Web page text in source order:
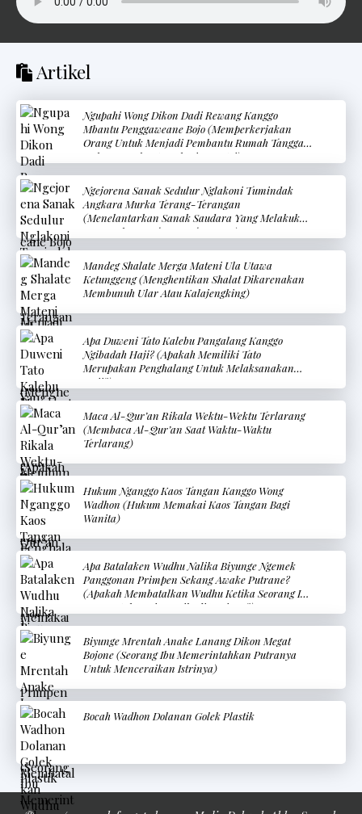
Artikel
Ngupahi Wong Dikon Dadi Rewang Kanggo
Mbantu Penggaweane Bojo (Memperkerjakan
Orang Untuk Menjadi Pembantu Rumah Tangga
Dalam Membantu Pekerjaan Istri)
Ngejorena Sanak Sedulur Nglakoni Tumindak
Angkara Murka Terang-Terangan
(Menelantarkan Sanak Saudara Yang Melakukan
Kemungkaran Terang-Terangan)
Mandeg Shalate Merga Mateni Ula Utawa
Ketunggeng (Menghentikan Shalat Dikarenakan
Membunuh Ular Atau Kalajengking)
Apa Duweni Tato Kalebu Pangalang Kanggo
Ngibadah Haji? (Apakah Memiliki Tato
Merupakan Penghalang Untuk Melaksanakan
Haji?)
Maca Al-Qur’an Rikala Wektu-Wektu Terlarang
(Membaca Al-Qur’an Saat Waktu-Waktu
Terlarang)
Hukum Nganggo Kaos Tangan Kanggo Wong
Wadhon (Hukum Memakai Kaos Tangan Bagi
Wanita)
Apa Batalaken Wudhu Nalika Biyunge Ngemek
Panggonan Primpen Sekang Awake Putrane?
(Apakah Membatalkan Wudhu Ketika Seorang Ibu
Menyentuh Bagian Pribadi Bayinya?)
Biyunge Mrentah Anake Lanang Dikon Megat
Bojone (Seorang Ibu Memerintahkan Putranya
Untuk Menceraikan Istrinya)
Bocah Wadhon Dolanan Golek Plastik